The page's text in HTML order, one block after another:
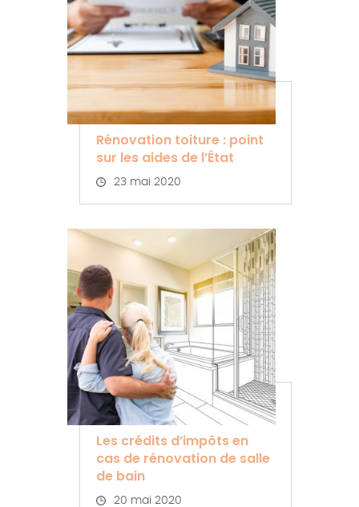
Rénovation toiture : point
sur les aides de l’État
23 mai 2020
Les crédits d’impôts en
cas de rénovation de salle
de bain
20 mai 2020